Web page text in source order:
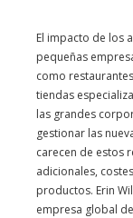
El impacto de los
pequeñas
como
tiendas
las grandes
gestionar las
carecen de estos
adicionales,
productos. Erin
empresa global